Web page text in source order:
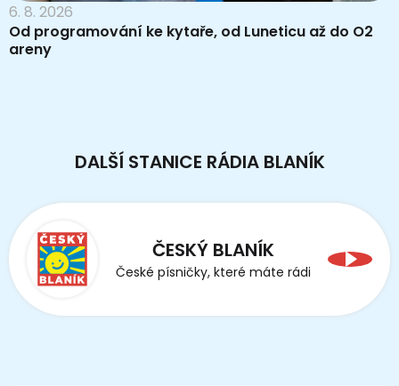
6. 8. 2026
Od programování ke kytaře, od Luneticu až do O2
areny
DALŠÍ STANICE RÁDIA BLANÍK
ČESKÝ BLANÍK
České písničky, které máte rádi